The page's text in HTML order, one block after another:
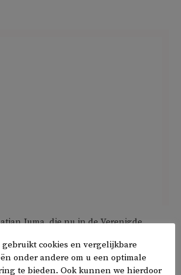
Juma, die nu in de Verenigde
associatie met hem. Juma is
directeur van de Oeigoerse dienst van
gebruikt cookies en vergelijkbare
onder andere om u een optimale
te bieden. Ook kunnen we hierdoor